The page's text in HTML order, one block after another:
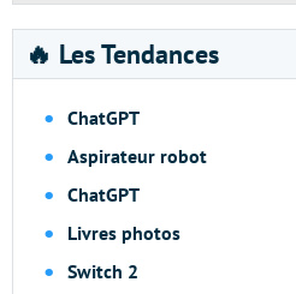
🔥 Les Tendances
ChatGPT
Aspirateur robot
ChatGPT
Livres photos
Switch 2